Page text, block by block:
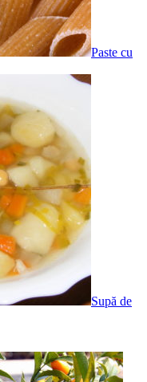
Paste cu
Supă de